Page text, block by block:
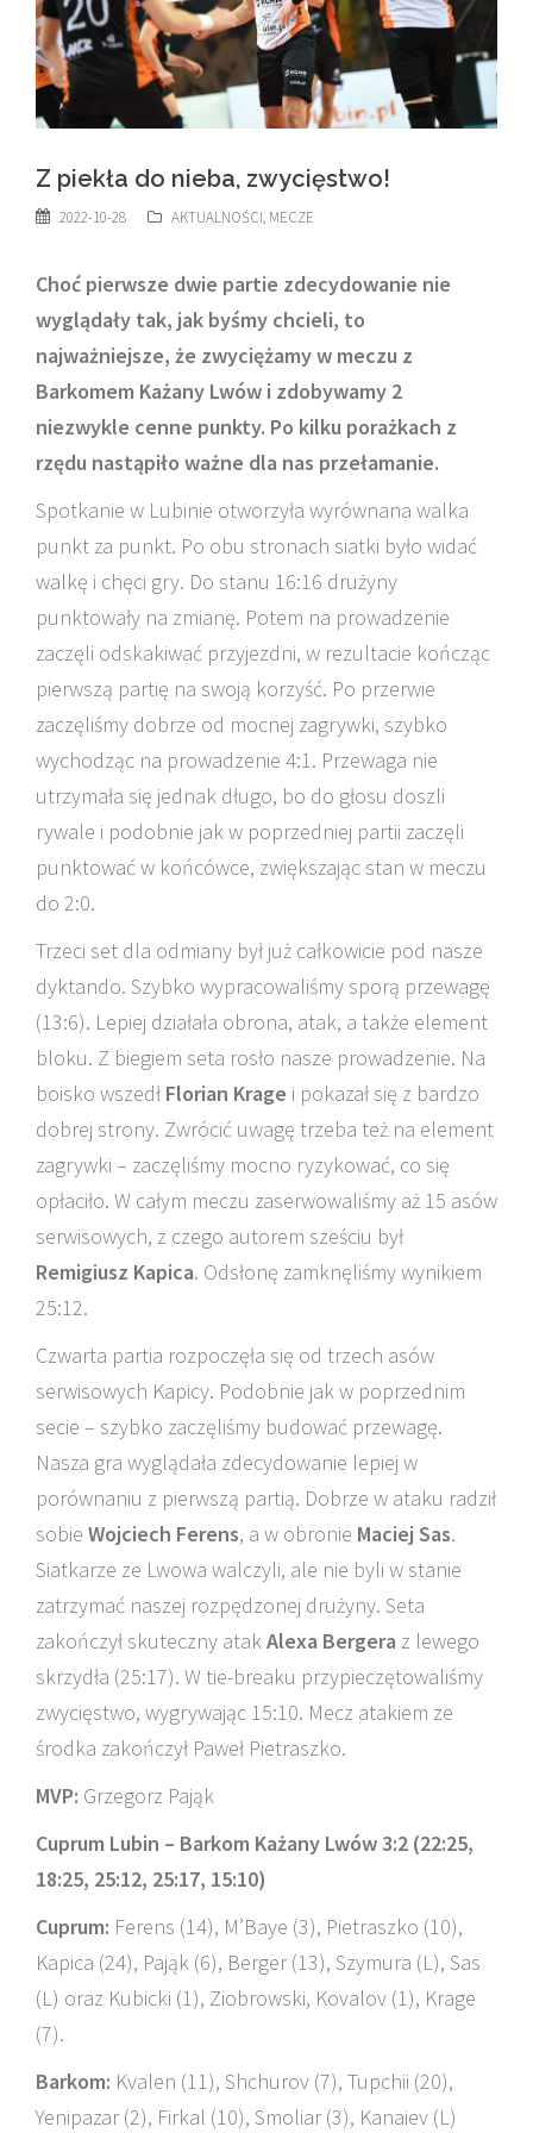
Z piekła do nieba, zwycięstwo!
2022-10-28 AKTUALNOŚCI, MECZE
Choć pierwsze dwie partie zdecydowanie nie
wyglądały tak, jak byśmy chcieli, to
najważniejsze, że zwyciężamy w meczu z
Barkomem Każany Lwów i zdobywamy 2
niezwykle cenne punkty. Po kilku porażkach z
rzędu nastąpiło ważne dla nas przełamanie.
Spotkanie w Lubinie otworzyła wyrównana walka
punkt za punkt. Po obu stronach siatki było widać
walkę i chęci gry. Do stanu 16:16 drużyny
punktowały na zmianę. Potem na prowadzenie
zaczęli odskakiwać przyjezdni, w rezultacie kończąc
pierwszą partię na swoją korzyść. Po przerwie
zaczęliśmy dobrze od mocnej zagrywki, szybko
wychodząc na prowadzenie 4:1. Przewaga nie
utrzymała się jednak długo, bo do głosu doszli
rywale i podobnie jak w poprzedniej partii zaczęli
punktować w końcówce, zwiększając stan w meczu
do 2:0.
Trzeci set dla odmiany był już całkowicie pod nasze
dyktando. Szybko wypracowaliśmy sporą przewagę
(13:6). Lepiej działała obrona, atak, a także element
bloku. Z biegiem seta rosło nasze prowadzenie. Na
boisko wszedł Florian Krage i pokazał się z bardzo
dobrej strony. Zwrócić uwagę trzeba też na element
zagrywki – zaczęliśmy mocno ryzykować, co się
opłaciło. W całym meczu zaserwowaliśmy aż 15 asów
serwisowych, z czego autorem sześciu był
Remigiusz Kapica. Odsłonę zamknęliśmy wynikiem
25:12.
Czwarta partia rozpoczęła się od trzech asów
serwisowych Kapicy. Podobnie jak w poprzednim
secie – szybko zaczęliśmy budować przewagę.
Nasza gra wyglądała zdecydowanie lepiej w
porównaniu z pierwszą partią. Dobrze w ataku radził
sobie Wojciech Ferens, a w obronie Maciej Sas.
Siatkarze ze Lwowa walczyli, ale nie byli w stanie
zatrzymać naszej rozpędzonej drużyny. Seta
zakończył skuteczny atakAlexa Bergera z lewego
skrzydła (25:17). W tie-breaku przypieczętowaliśmy
zwycięstwo, wygrywając 15:10. Mecz atakiem ze
środka zakończył Paweł Pietraszko.
MVP: Grzegorz Pająk
Cuprum Lubin – Barkom Każany Lwów 3:2 (22:25,
18:25, 25:12, 25:17, 15:10)
Cuprum: Ferens (14), M’Baye (3), Pietraszko (10),
Kapica (24), Pająk (6), Berger (13), Szymura (L), Sas
(L) oraz Kubicki (1), Ziobrowski, Kovalov (1), Krage
(7).
Barkom: Kvalen (11), Shchurov (7), Tupchii (20),
Yenipazar (2), Firkal (10), Smoliar (3), Kanaiev (L)